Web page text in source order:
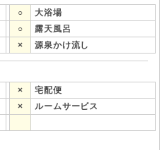
○
大浴場
○
露天風呂
× 源泉かけ流し
×
宅配便
×
ルームサービス